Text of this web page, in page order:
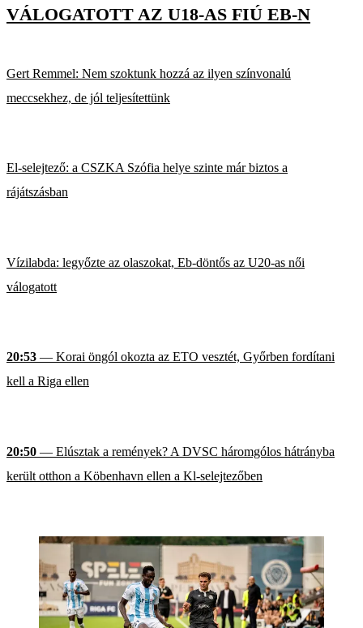
VÁLOGATOTT AZ U18-AS FIÚ EB-N
Gert Remmel: Nem szoktunk hozzá az ilyen színvonalú
meccsekhez, de jól teljesítettünk
El-selejtező: a CSZKA Szófia helye szinte már biztos a
rájátszásban
Vízilabda: legyőzte az olaszokat, Eb-döntős az U20-as női
válogatott
20:53 — Korai öngól okozta az ETO vesztét, Győrben fordítani
kell a Riga ellen
20:50 — Elúsztak a remények? A DVSC háromgólos hátrányba
került otthon a Köbenhavn ellen a Kl-selejtezőben